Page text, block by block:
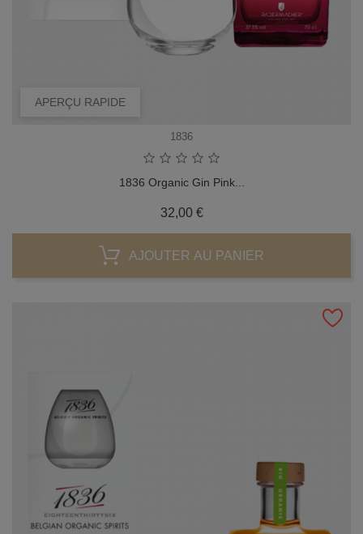
APERÇU RAPIDE
1836
1836 Organic Gin Pink...
32,00 €Prix
AJOUTER AU PANIER